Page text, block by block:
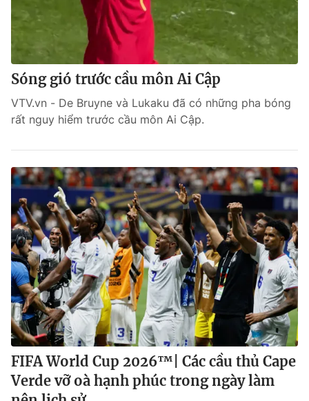
Sóng gió trước cầu môn Ai Cập
VTV.vn - De Bruyne và Lukaku đã có những pha bóng
rất nguy hiểm trước cầu môn Ai Cập.
FIFA World Cup 2026™| Các cầu thủ Cape
Verde vỡ oà hạnh phúc trong ngày làm